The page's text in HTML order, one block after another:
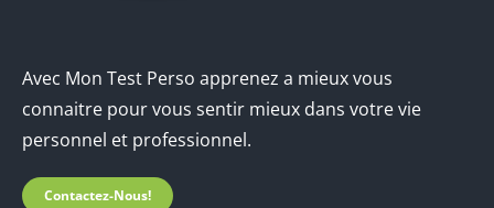
Avec Mon Test Perso apprenez a mieux vous
connaitre pour vous sentir mieux dans votre vie
personnel et professionnel.
Contactez-Nous!